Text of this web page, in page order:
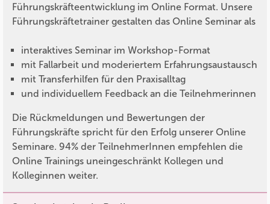
Führungskräfteentwicklung im Online Format. Unsere
Führungskräftetrainer gestalten das Online Seminar als
interaktives Seminar im Workshop-Format
mit Fallarbeit und moderiertem Erfahrungsaustausch
mit Transferhilfen für den Praxisalltag
und individuellem Feedback an die Teilnehmerinnen
Die Rückmeldungen und Bewertungen der
Führungskräfte spricht für den Erfolg unserer Online
Seminare. 94% der TeilnehmerInnen empfehlen die
Online Trainings uneingeschränkt Kollegen und
Kolleginnen weiter.